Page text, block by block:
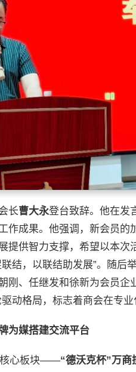
长曹大永登台致辞。他在发
作成果。他强调，新会员
提供智力支撑，希望以本次
结，以联结助发展”。随后
刚、任继发和徐新为会员企
动格局，标志着商会在专
为媒搭建交流平台
核心板块——“德沃克杯”万商